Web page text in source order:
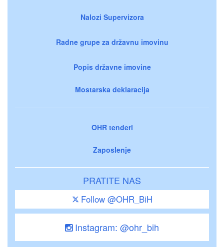
Nalozi Supervizora
Radne grupe za državnu imovinu
Popis državne imovine
Mostarska deklaracija
OHR tenderi
Zaposlenje
PRATITE NAS
Follow @OHR_BiH
Instagram: @ohr_bih